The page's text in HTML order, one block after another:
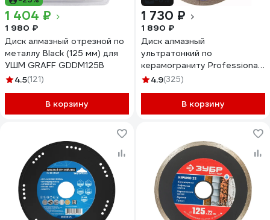
1 404 ₽
1 980 ₽
Диск алмазный отрезной по
металлу Black (125 мм) для
УШМ GRAFF GDDM125B
4.5(121)
В корзину
1 730 ₽
1 890 ₽
Диск алмазный
ультратонкий по
керамограниту Professional
Ultra (125х1х22.23 мм) KEOS
4.9(325)
В корзину